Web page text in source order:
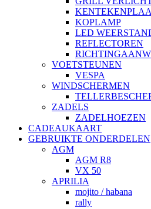
KOPLAMP
LED
REFLECTOREN
VOETSTEUNEN
VESPA
WINDSCHERMEN
ZADELS
ZADELHOEZEN
CADEAUKAART
GEBRUIKTE ONDERDELEN
AGM
AGM R8
VX 50
APRILIA
mojito / habana
rally